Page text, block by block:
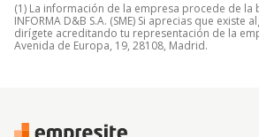
(1) La información de la empresa procede de la
INFORMA D&B S.A. (SME) Si aprecias que
dirígete acreditando tu representación de la
Avenida de Europa, 19, 28108, Madrid.